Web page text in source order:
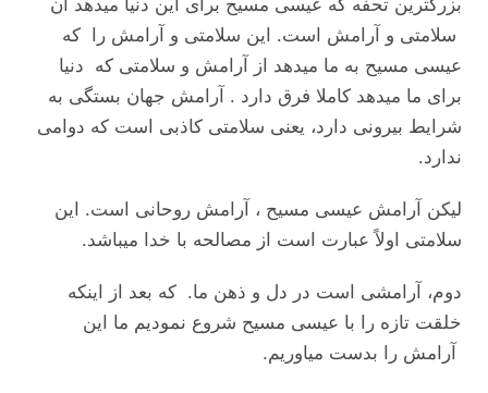
سلامتی و آرامش است. این سلامتی و آرامش را که
عیسی مسیح به ما میدهد از آرامش و سلامتی که دنیا
برای ما میدهد کاملا فرق دارد . آرامش جهان بستگی به
شرایط بیرونی دارد، یعنی سلامتی کاذبی است که دوامی
ندارد.
لیکن آرامش عیسی مسیح ، آرامش روحانی است. این
سلامتی اولاً عبارت است از مصالحه با خدا میباشد.
دوم، آرامشی است در دل و ذهن ما. که بعد از اینکه
خلقت تازه را با عیسی مسیح شروع نمودیم ما این
آرامش را بدست میاوریم.